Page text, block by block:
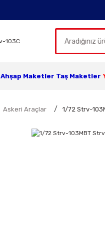
Ahşap Maketler Taş Maketler
Askeri Araçlar 1/72 Strv-